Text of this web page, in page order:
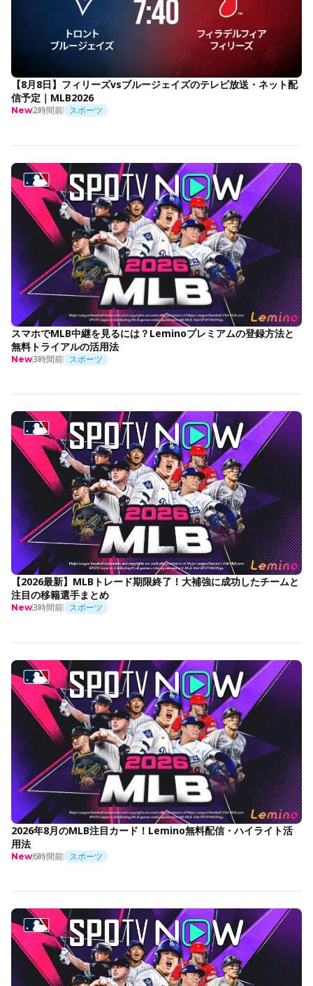
【8月8日】フィリーズvsブルージェイズのテレビ放送・ネット配
信予定｜MLB2026
New2時間前 スポーツ
スマホでMLB中継を見るには？Leminoプレミアムの登録方法と
無料トライアルの活用法
New3時間前 スポーツ
【2026最新】MLBトレード期限終了！大補強に成功したチームと
注目の移籍選手まとめ
New3時間前 スポーツ
2026年8月のMLB注目カード！Lemino無料配信・ハイライト活
用法
New6時間前 スポーツ